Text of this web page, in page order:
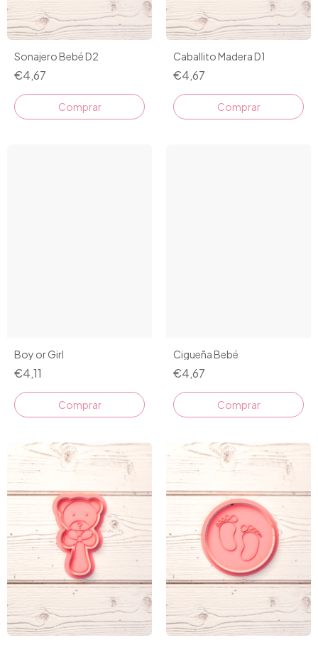
Sonajero Bebé D2
€4,67
Comprar
Caballito Madera D1
€4,67
Comprar
Boy or Girl
€4,11
Comprar
Cigueña Bebé
€4,67
Comprar